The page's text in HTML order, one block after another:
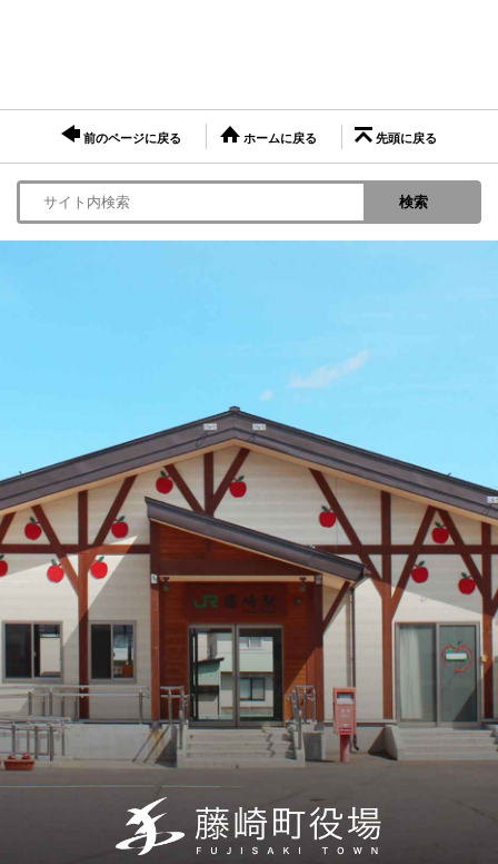
前のページに戻る ホームに戻る 先頭に戻る